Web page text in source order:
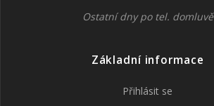
Ostatní dny po tel. domluvě
Základní informace
Přihlásit se